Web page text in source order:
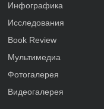
Инфографика
Исследования
Book Review
Мультимедиа
Фотогалерея
Видеогалерея